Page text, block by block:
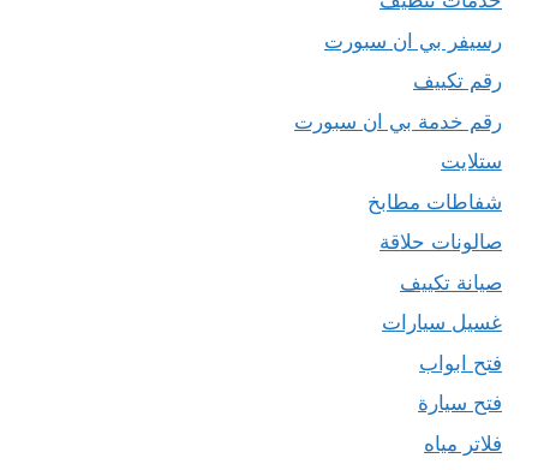
رسيفر بي ان سبورت
رقم تكييف
رقم خدمة بي ان سبورت
ستلايت
شفاطات مطابخ
صالونات حلاقة
صيانة تكييف
غسيل سيارات
فتح ابواب
فتح سيارة
فلاتر مياه